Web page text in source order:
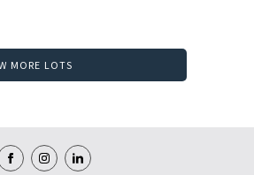
MORE LOTS